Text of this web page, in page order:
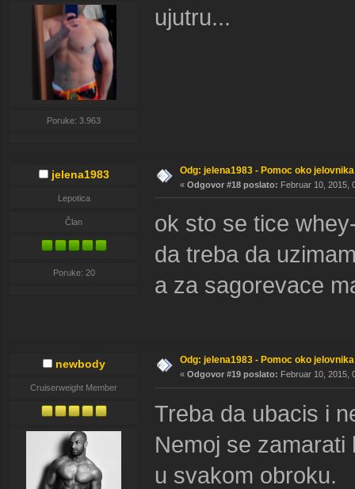
Poruke: 3.963
ujutru...
jelena1983
Lepotica
Član
Poruke: 20
Odg: jelena1983 - Pomoc oko jelovnika
« Odgovor #18 poslato: Februar 10, 2015,
ok sto se tice
da treba da
a za sagorevace
newbody
Cruiserweight Member
Odg: jelena1983 - Pomoc oko jelovnika
« Odgovor #19 poslato: Februar 10, 2015,
Treba da ubacis i
Nemoj se
u svakom obroku.